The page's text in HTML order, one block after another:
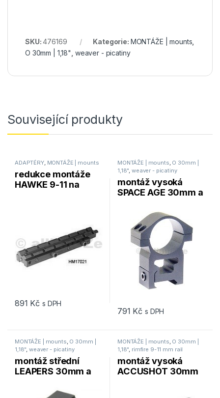
SKU:476169 Kategorie: MONTÁŽE | mounts,
O 30mm | 1,18", weaver - picatiny
Související produkty
ADAPTÉRY, MONTÁŽE | mounts
redukce montáže
HAWKE 9-11 na
891 Kč s DPH
MONTÁŽE | mounts, O 30mm |
1,18",weaver - picatiny
montáž vysoká
SPACE AGE 30mm a
weaver – sada 2ks
791 Kč s DPH
MONTÁŽE | mounts, O 30mm |
1,18",weaver - picatiny
montáž střední
LEAPERS 30mm a
weaver – sada 2ks
MONTÁŽE | mounts, O 30mm |
1,18", rimfire 9-11 mm rail
montáž vysoká
ACCUSHOT 30mm